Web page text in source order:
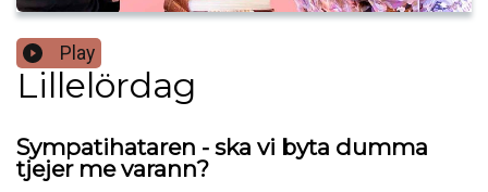
Play
Lillelördag
Sympatihataren - ska vi byta dumma
tjejer me varann?